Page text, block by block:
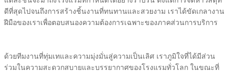
ดีที่สุดไปจนถึงการสร้างชิ้นงานที่ทนทานและสวยงาม เราได้ขัดเกลางาน
ฝีมือของเราเพื่อตอบสนองความต้องการเฉพาะของภาคส่วนการบริการ
ด้วยทีมงานที่ทุ่มเทและความมุ่งมั่นสู่ความเป็นเลิศ เราภูมิใจที่ได้มีส่วน
ร่วมในความสะดวกสบายและบรรยากาศของโรงแรมทั่วโลก ในขณะที่